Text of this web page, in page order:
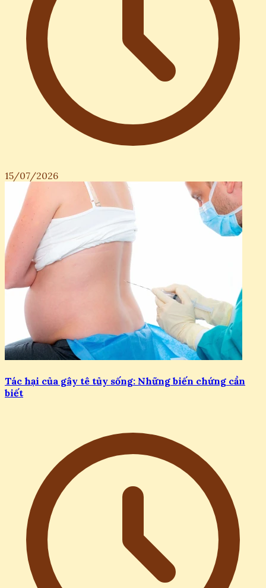
15/07/2026
Tác hại của gây tê tủy sống: Những biến chứng cần
biết